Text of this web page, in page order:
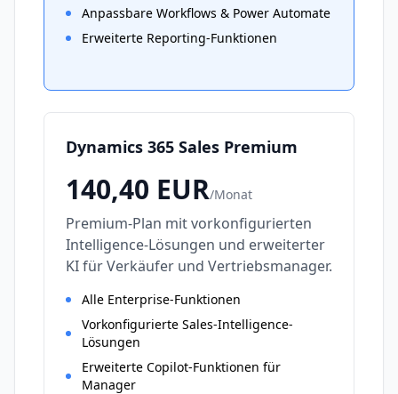
Anpassbare Workflows & Power Automate
Erweiterte Reporting-Funktionen
Dynamics 365 Sales Premium
140,40 EUR/Monat
Premium-Plan mit vorkonfigurierten
Intelligence-Lösungen und erweiterter
KI für Verkäufer und Vertriebsmanager.
Alle Enterprise-Funktionen
Vorkonfigurierte Sales-Intelligence-
Lösungen
Erweiterte Copilot-Funktionen für
Manager